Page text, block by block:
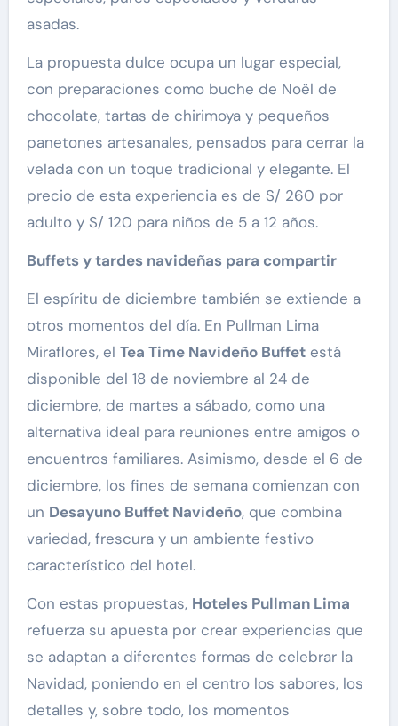
asadas.
La propuesta dulce ocupa un lugar especial,
con preparaciones como buche de Noël de
chocolate, tartas de chirimoya y pequeños
panetones artesanales, pensados para cerrar la
velada con un toque tradicional y elegante. El
precio de esta experiencia es de S/ 260 por
adulto y S/ 120 para niños de 5 a 12 años.
Buffets y tardes navideñas para compartir
El espíritu de diciembre también se extiende a
otros momentos del día. En Pullman Lima
Miraflores, el Tea Time Navideño Buffetestá
disponible del 18 de noviembre al 24 de
diciembre, de martes a sábado, como una
alternativa ideal para reuniones entre amigos o
encuentros familiares. Asimismo, desde el 6 de
diciembre, los fines de semana comienzan con
un Desayuno Buffet Navideño, que combina
variedad, frescura y un ambiente festivo
característico del hotel.
Con estas propuestas, Hoteles Pullman Lima
refuerza su apuesta por crear experiencias que
se adaptan a diferentes formas de celebrar la
Navidad, poniendo en el centro los sabores, los
detalles y, sobre todo, los momentos